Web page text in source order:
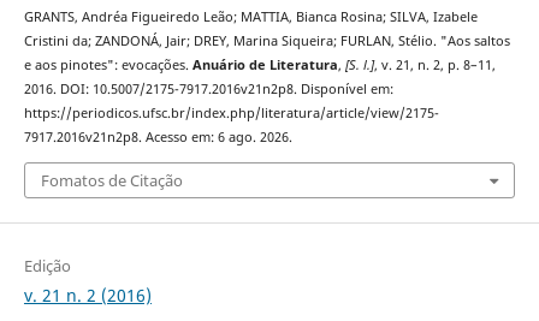
GRANTS, Andréa Figueiredo Leão; MATTIA, Bianca Rosina; SILVA, Izabele
Cristini da; ZANDONÁ, Jair; DREY, Marina Siqueira; FURLAN, Stélio. "Aos saltos
e aos pinotes": evocações. Anuário de Literatura, [S. l.], v. 21, n. 2, p. 8–11,
2016. DOI: 10.5007/2175-7917.2016v21n2p8. Disponível em:
https://periodicos.ufsc.br/index.php/literatura/article/view/2175-
7917.2016v21n2p8. Acesso em: 6 ago. 2026.
Fomatos de Citação
Edição
v. 21 n. 2 (2016)